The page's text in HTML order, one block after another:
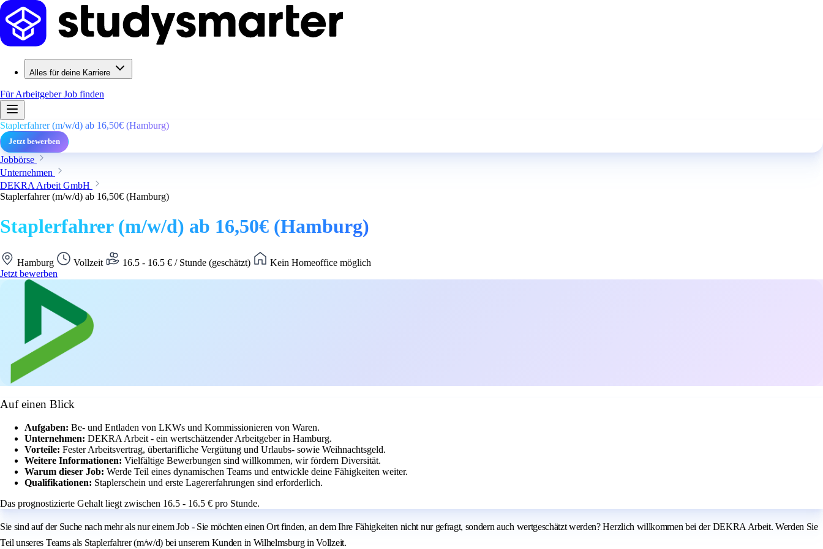
Alles für deine Karriere
Für ArbeitgeberJob finden
Staplerfahrer (m/w/d) ab 16,50€ (Hamburg)
Jetzt bewerben
Jobbörse
Unternehmen
DEKRA Arbeit GmbH
Staplerfahrer (m/w/d) ab 16,50€ (Hamburg)
Staplerfahrer (m/w/d) ab 16,50€ (Hamburg)
Hamburg Vollzeit 16.5 - 16.5 € / Stunde (geschätzt)
Kein Homeoffice möglich
Jetzt bewerben
Auf einen Blick
Aufgaben: Be- und Entladen von LKWs und Kommissionieren von Waren.
Unternehmen: DEKRA Arbeit - ein wertschätzender Arbeitgeber in Hamburg.
Vorteile: Fester Arbeitsvertrag, übertarifliche Vergütung und Urlaubs- sowie Weihnachtsgeld.
Weitere Informationen: Vielfältige Bewerbungen sind willkommen, wir fördern Diversität.
Warum dieser Job: Werde Teil eines dynamischen Teams und entwickle deine Fähigkeiten weiter.
Qualifikationen: Staplerschein und erste Lagererfahrungen sind erforderlich.
Das prognostizierte Gehalt liegt zwischen 16.5 - 16.5 € pro Stunde.
Sie sind auf der Suche nach mehr als nur einem Job - Sie möchten einen Ort finden, an dem Ihre Fähigkeiten nicht nur gefragt, sondern auch wertgeschätzt werden? Herzlich willkommen bei der DEKRA Arbeit. Werden Sie
Teil unseres Teams als Staplerfahrer (m/w/d) bei unserem Kunden in Wilhelmsburg in Vollzeit.